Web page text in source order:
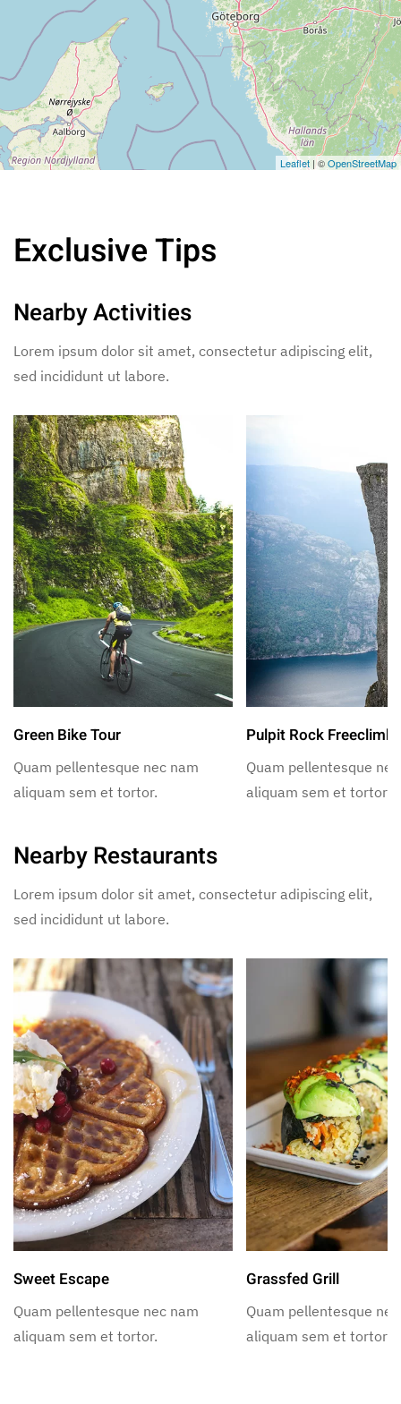
Leaflet | ©OpenStreetMap
Exclusive Tips
Nearby Activities
Lorem ipsum dolor sit amet, consectetur adipiscing elit,
sed incididunt ut labore.
Green Bike Tour
Quam pellentesque nec nam
aliquam sem et tortor.
Pulpit Rock
Quam pellentesque
aliquam sem et tortor.
Nearby Restaurants
Lorem ipsum dolor sit amet, consectetur adipiscing elit,
sed incididunt ut labore.
Sweet Escape
Quam pellentesque nec nam
aliquam sem et tortor.
Grassfed Grill
Quam pellentesque
aliquam sem et tortor.